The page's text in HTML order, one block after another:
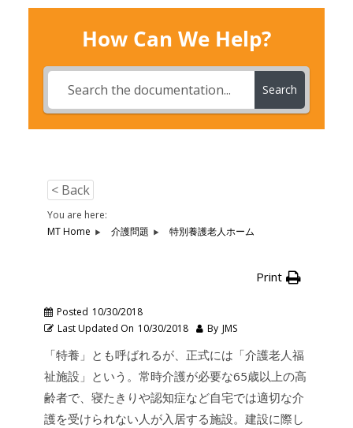
How Can We Help?
Search
< Back
You are here:
MT Home
介護問題 特別養護老人ホーム
Print
Posted 10/30/2018
Last Updated On 10/30/2018 By JMS
「特養」とも呼ばれるが、正式には「介護老人福
祉施設」という。常時介護が必要な65歳以上の高
齢者で、寝たきりや認知症など自宅では適切な介
護を受けられない人が入居する施設。建設に際し